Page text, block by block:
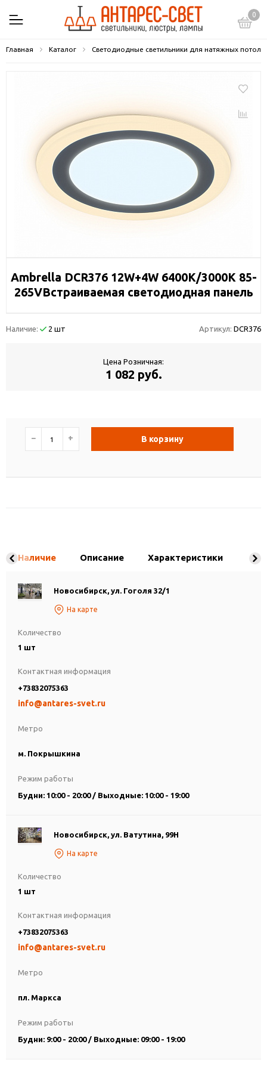
0
Главная Каталог Светодиодные светильники для натяжных
Ambrella DCR376 12W+4W 6400K/3000K 85-
265VВстраиваемая светодиодная панель
Наличие: 2 шт Артикул: DCR376
Цена Розничная:
1 082 руб.
− + В корзину
Наличие Описание Характеристики
Новосибирск, ул. Гоголя 32/1
На карте
Количество
1 шт
Метро
м. Покрышкина
Контактная информация
+73832075363
info@antares-svet.ru
Режим работы
Будни: 10:00 - 20:00 / Выходные: 10:00 - 19:00
Новосибирск, ул. Ватутина, 99Н
На карте
Количество
1 шт
Метро
пл. Маркса
Контактная информация
+73832075363
info@antares-svet.ru
Режим работы
Будни: 9:00 - 20:00 / Выходные: 09:00 - 19:00